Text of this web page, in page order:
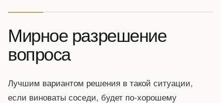
Мирное разрешение
вопроса
Лучшим вариантом решения в такой ситуации,
если виноваты соседи, будет по-хорошему